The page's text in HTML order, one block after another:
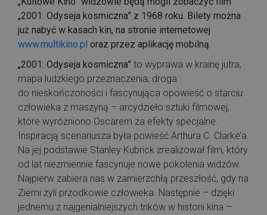
„2001: Odyseja kosmiczna” z 1968 roku. Bilety można
już nabyć w kasach kin, na stronie internetowej
www.multikino.pl oraz przez aplikację mobilną.
„2001: Odyseja kosmiczna” to wyprawa w krainę jutra,
mapa ludzkiego przeznaczenia, droga
do nieskończoności i fascynująca opowieść o starciu
człowieka z maszyną – arcydzieło sztuki filmowej,
które wyróżniono Oscarem za efekty specjalne.
Inspiracją scenariusza była powieść Arthura C. Clarke’a.
Na jej podstawie Stanley Kubrick zrealizował film, który
od lat niezmiennie fascynuje nowe pokolenia widzów.
Najpierw zabiera nas w zamierzchłą przeszłość, gdy na
Ziemi żyli przodkowie człowieka. Następnie – dzięki
jednemu z najgenialniejszych trików w historii kina –